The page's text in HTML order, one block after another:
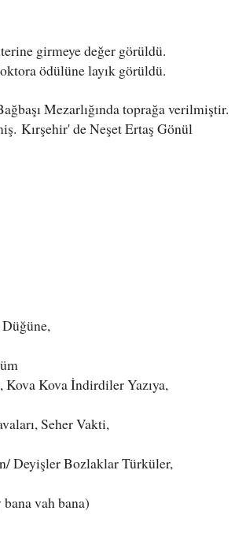
girmeye değer görüldü.
ödülüne layık görüldü.
Mezarlığında toprağa verilmiştir.
Kırşehir' de Neşet Ertaş Gönül
Kova İndirdiler Yazıya,
Seher Vakti,
Deyişler Bozlaklar Türküler,
vah bana)